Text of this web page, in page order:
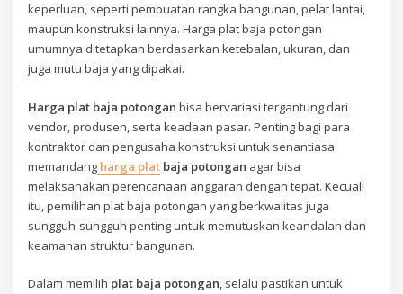
keperluan, seperti pembuatan rangka bangunan, pelat lantai,
maupun konstruksi lainnya. Harga plat baja potongan
umumnya ditetapkan berdasarkan ketebalan, ukuran, dan
juga mutu baja yang dipakai.
Harga plat baja potongan bisa bervariasi tergantung dari
vendor, produsen, serta keadaan pasar. Penting bagi para
kontraktor dan pengusaha konstruksi untuk senantiasa
memandang harga plat baja potongan agar bisa
melaksanakan perencanaan anggaran dengan tepat. Kecuali
itu, pemilihan plat baja potongan yang berkwalitas juga
sungguh-sungguh penting untuk memutuskan keandalan dan
keamanan struktur bangunan.
Dalam memilih plat baja potongan, selalu pastikan untuk